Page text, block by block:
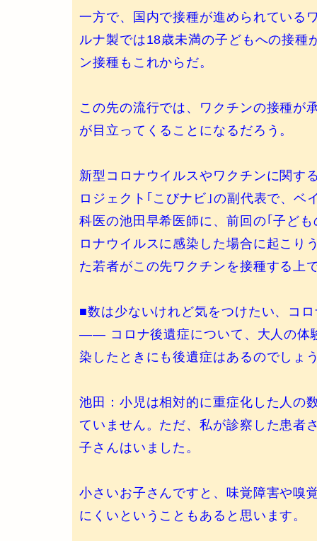
一方で、国内で接種が進められている
ルナ製では18歳未満の子どもへの接種
ン接種もこれからだ。
この先の流行では、ワクチンの接種が
が目立ってくることになるだろう。
新型コロナウイルスやワクチンに関す
ロジェクト｢こびナビ｣の副代表で、ベ
科医の池田早希医師に、前回の｢子ど
ロナウイルスに感染した場合に起こり
た若者がこの先ワクチンを接種する上
■数は少ないけれど気をつけたい、コ
—— コロナ後遺症について、大人の体
染したときにも後遺症はあるのでしょ
池田：小児は相対的に重症化した人の
ていません。ただ、私が診察した患者
子さんはいました。
小さいお子さんですと、味覚障害や嗅
にくいということもあると思います。